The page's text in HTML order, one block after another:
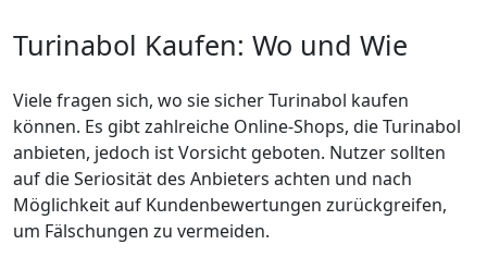
Turinabol Kaufen: Wo und Wie
Viele fragen sich, wo sie sicher Turinabol kaufen
können. Es gibt zahlreiche Online-Shops, die Turinabol
anbieten, jedoch ist Vorsicht geboten. Nutzer sollten
auf die Seriosität des Anbieters achten und nach
Möglichkeit auf Kundenbewertungen zurückgreifen,
um Fälschungen zu vermeiden.